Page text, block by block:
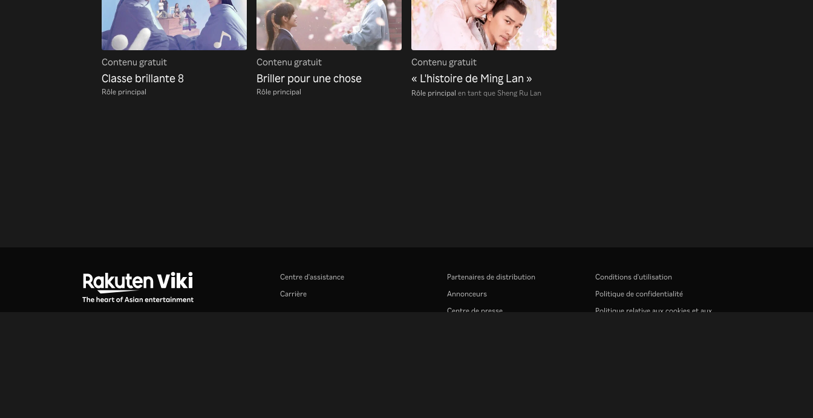
Contenu gratuit
Classe brillante 8
Rôle principal
Contenu gratuit
Briller pour une chose
Rôle principal
Contenu gratuit
« L'histoire de Ming Lan »
Rôle principal en tant que Sheng Ru Lan
Centre d'assistance
Carrière
Partenaires de distribution
Annonceurs
Centre de presse
Conditions d'utilisation
Politique de confidentialité
Politique relative aux cookies et aux